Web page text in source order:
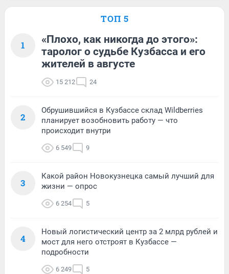
ТОП 5
1
«Плохо, как никогда до этого»:
таролог о судьбе Кузбасса и его
жителей в августе
15 212 24
2
Обрушившийся в Кузбассе склад Wildberries
планирует возобновить работу — что
происходит внутри
6 549 9
3
Какой район Новокузнецка самый лучший для
жизни — опрос
6 254 5
4
Новый логистический центр за 2 млрд рублей и
мост для него отстроят в Кузбассе —
подробности
6 249 5